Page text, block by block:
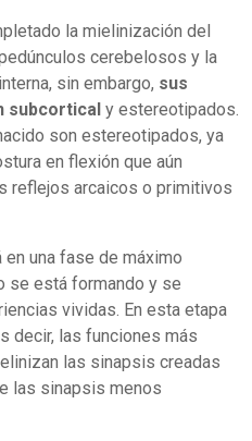
la mielinización del
cerebelosos y la
sin embargo, sus
subcortical y estereotipados.
son estereotipados, ya
en flexión que aún
reflejos arcaicos o primitivos
en una fase de máximo
se está formando y se
vividas. En esta etapa
decir, las funciones más
las sinapsis creadas
las sinapsis menos